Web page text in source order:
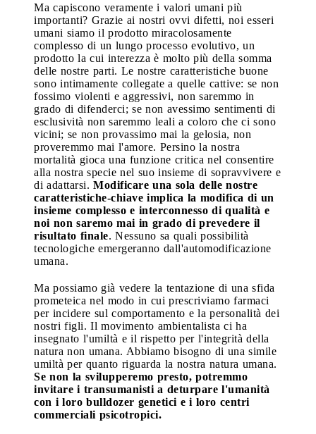
Ma capiscono veramente i valori umani più
importanti? Grazie ai nostri ovvi difetti, noi esseri
umani siamo il prodotto miracolosamente
complesso di un lungo processo evolutivo, un
prodotto la cui interezza è molto più della somma
delle nostre parti. Le nostre caratteristiche buone
sono intimamente collegate a quelle cattive: se non
fossimo violenti e aggressivi, non saremmo in
grado di difenderci; se non avessimo sentimenti di
esclusività non saremmo leali a coloro che ci sono
vicini; se non provassimo mai la gelosia, non
proveremmo mai l'amore. Persino la nostra
mortalità gioca una funzione critica nel consentire
alla nostra specie nel suo insieme di sopravvivere e
di adattarsi. Modificare una sola delle nostre
caratteristiche-chiave implica la modifica di un
insieme complesso e interconnesso di qualità e
noi non saremo mai in grado di prevedere il
risultato finale. Nessuno sa quali possibilità
tecnologiche emergeranno dall'automodificazione
umana.
Ma possiamo già vedere la tentazione di una sfida
prometeica nel modo in cui prescriviamo farmaci
per incidere sul comportamento e la personalità dei
nostri figli. Il movimento ambientalista ci ha
insegnato l'umiltà e il rispetto per l'integrità della
natura non umana. Abbiamo bisogno di una simile
umiltà per quanto riguarda la nostra natura umana.
Se non la svilupperemo presto, potremmo
invitare i transumanisti a deturpare l'umanità
con i loro bulldozer genetici e i loro centri
commerciali psicotropici.